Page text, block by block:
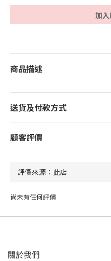
加
商品描述
送貨及付款方式
顧客評價
尚未有任何評價
關於我們